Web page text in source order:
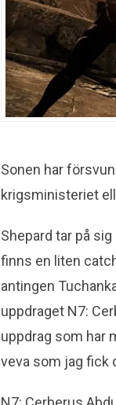
Sonen har
krigsministeriet
Shepard tar på
finns en liten
antingen
uppdraget N7:
uppdrag som har
veva som jag fick